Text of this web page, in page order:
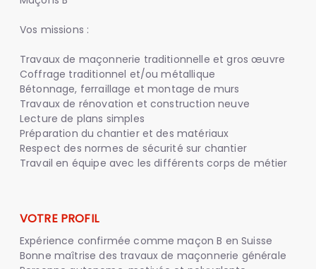
Vos missions :
Travaux de maçonnerie traditionnelle et gros œuvre
Coffrage traditionnel et/ou métallique
Bétonnage, ferraillage et montage de murs
Travaux de rénovation et construction neuve
Lecture de plans simples
Préparation du chantier et des matériaux
Respect des normes de sécurité sur chantier
Travail en équipe avec les différents corps de métier
VOTRE PROFIL
Expérience confirmée comme maçon B en Suisse
Bonne maîtrise des travaux de maçonnerie générale